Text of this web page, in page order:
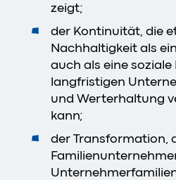
zeigt;
der Kontinuität, die
Nachhaltigkeit als
auch als eine
langfristigen
und Werterhaltung
kann;
der Transformation,